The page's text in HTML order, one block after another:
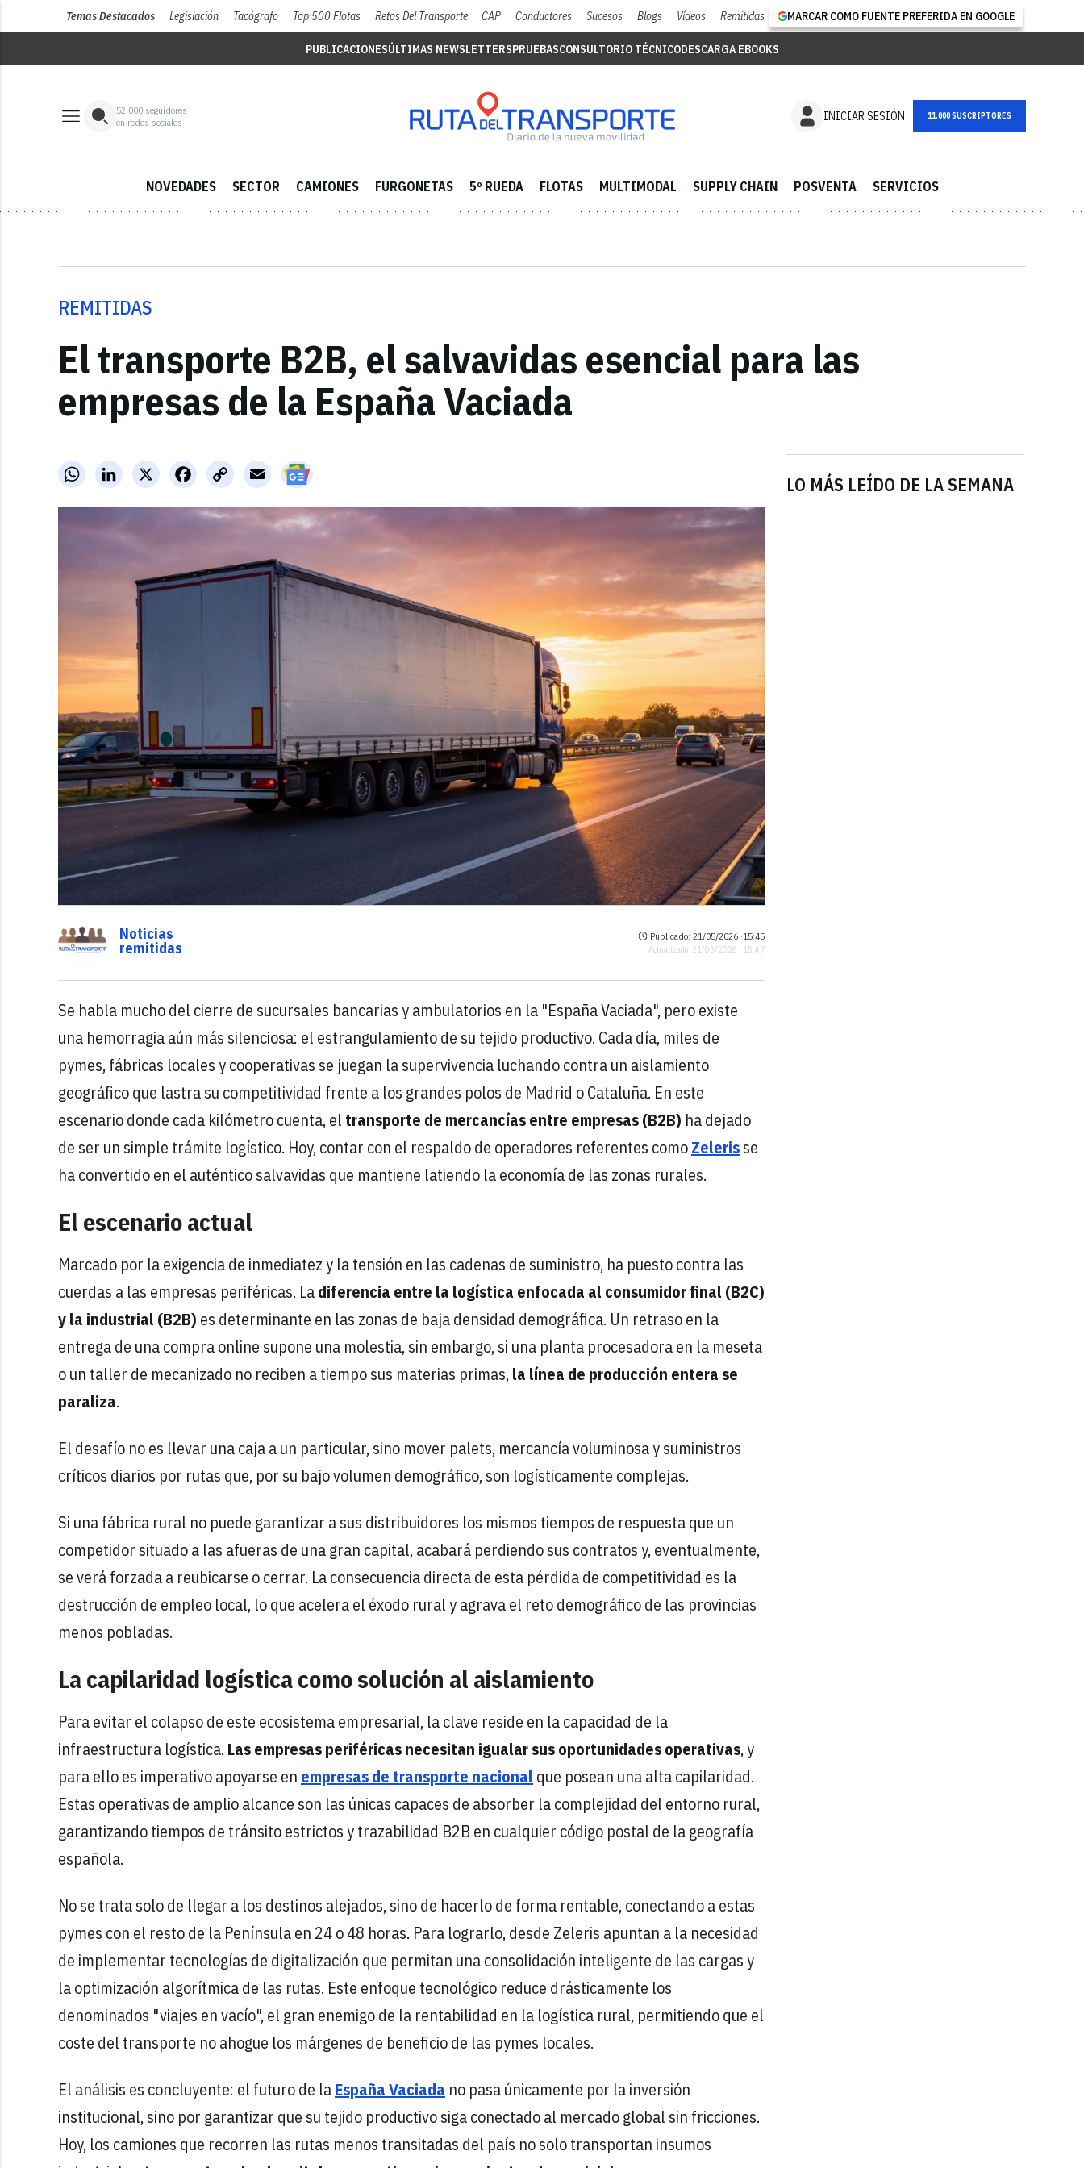
Temas Destacados Legislación Tacógrafo Top 500 Flotas Retos Del Transporte CAP Conductores Sucesos Blogs Vídeos Remitidas MARCAR COMO FUENTE PREFERIDA EN GOOGLE
PUBLICACIONESÚLTIMAS NEWSLETTERSPRUEBASCONSULTORIO TÉCNICODESCARGA EBOOKS
52,000 seguidores
en redes sociales
INICIAR SESIÓN NEWSLETTER
NOVEDADES SECTOR CAMIONES FURGONETAS 5º RUEDA FLOTAS MULTIMODAL SUPPLY CHAIN POSVENTA SERVICIOS
REMITIDAS
El transporte B2B, el salvavidas esencial para las
empresas de la España Vaciada
WhatsAppLinkedInX FacebookCopy
Link
Email
LO MÁS LEÍDO DE LA SEMANA
Noticias
remitidas
Publicado: 21/05/2026 ·15:45
Actualizado: 21/05/2026 · 15:47
Se habla mucho del cierre de sucursales bancarias y ambulatorios en la "España Vaciada", pero existe
una hemorragia aún más silenciosa: el estrangulamiento de su tejido productivo. Cada día, miles de
pymes, fábricas locales y cooperativas se juegan la supervivencia luchando contra un aislamiento
geográfico que lastra su competitividad frente a los grandes polos de Madrid o Cataluña. En este
escenario donde cada kilómetro cuenta, el transporte de mercancías entre empresas (B2B) ha dejado
de ser un simple trámite logístico. Hoy, contar con el respaldo de operadores referentes comoZelerisse
ha convertido en el auténtico salvavidas que mantiene latiendo la economía de las zonas rurales.
El escenario actual
Marcado por la exigencia de inmediatez y la tensión en las cadenas de suministro, ha puesto contra las
cuerdas a las empresas periféricas. Ladiferencia entre la logística enfocada al consumidor final (B2C)
y la industrial (B2B) es determinante en las zonas de baja densidad demográfica. Un retraso en la
entrega de una compra online supone una molestia, sin embargo, si una planta procesadora en la meseta
o un taller de mecanizado no reciben a tiempo sus materias primas,la línea de producción entera se
paraliza.
El desafío no es llevar una caja a un particular, sino mover palets, mercancía voluminosa y suministros
críticos diarios por rutas que, por su bajo volumen demográfico, son logísticamente complejas.
Si una fábrica rural no puede garantizar a sus distribuidores los mismos tiempos de respuesta que un
competidor situado a las afueras de una gran capital, acabará perdiendo sus contratos y, eventualmente,
se verá forzada a reubicarse o cerrar. La consecuencia directa de esta pérdida de competitividad es la
destrucción de empleo local, lo que acelera el éxodo rural y agrava el reto demográfico de las provincias
menos pobladas.
La capilaridad logística como solución al aislamiento
Para evitar el colapso de este ecosistema empresarial, la clave reside en la capacidad de la
infraestructura logística. Las empresas periféricas necesitan igualar sus oportunidades operativas, y
para ello es imperativo apoyarse en empresas de transporte nacionalque posean una alta capilaridad.
Estas operativas de amplio alcance son las únicas capaces de absorber la complejidad del entorno rural,
garantizando tiempos de tránsito estrictos y trazabilidad B2B en cualquier código postal de la geografía
española.
No se trata solo de llegar a los destinos alejados, sino de hacerlo de forma rentable, conectando a estas
pymes con el resto de la Península en 24 o 48 horas. Para lograrlo, desde Zeleris apuntan a la necesidad
de implementar tecnologías de digitalización que permitan una consolidación inteligente de las cargas y
la optimización algorítmica de las rutas. Este enfoque tecnológico reduce drásticamente los
denominados "viajes en vacío", el gran enemigo de la rentabilidad en la logística rural, permitiendo que el
coste del transporte no ahogue los márgenes de beneficio de las pymes locales.
El análisis es concluyente: el futuro de laEspaña Vaciada no pasa únicamente por la inversión
institucional, sino por garantizar que su tejido productivo siga conectado al mercado global sin fricciones.
Hoy, los camiones que recorren las rutas menos transitadas del país no solo transportan insumos